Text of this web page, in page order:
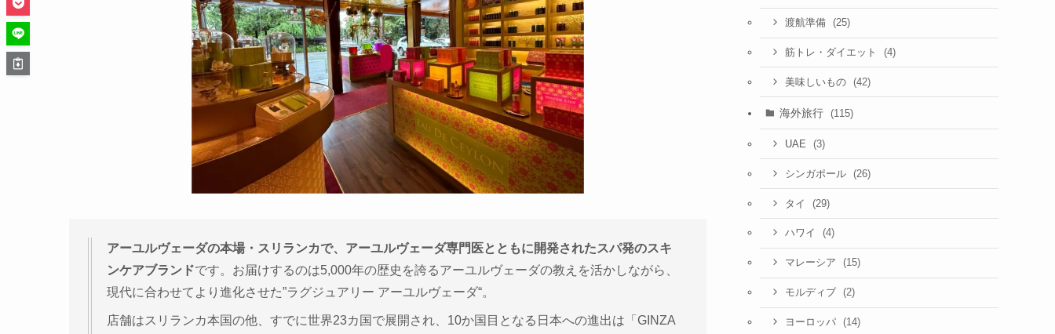
アーユルヴェーダの本場・スリランカで、アーユルヴェーダ専門医とともに開発されたスパ発のスキ
ンケアブランドです。お届けするのは5,000年の歴史を誇るアーユルヴェーダの教えを活かしながら、
現代に合わせてより進化させた”ラグジュアリー アーユルヴェーダ“。
店舗はスリランカ本国の他、すでに世界23カ国で展開され、10か国目となる日本への進出は「GINZA
渡航準備 (25)
筋トレ・ダイエット (4)
美味しいもの (42)
海外旅行 (115)
UAE (3)
シンガポール (26)
タイ (29)
ハワイ (4)
マレーシア (15)
モルディブ (2)
ヨーロッパ (14)